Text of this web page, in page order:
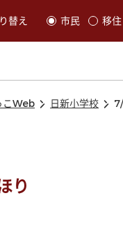
替え
用者の切替が発生しま
市民 移住
こWeb 日新小学校
り